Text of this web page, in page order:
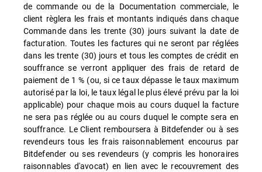
de commande ou de la Documentation commerciale, le
client règlera les frais et montants indiqués dans chaque
Commande dans les trente (30) jours suivant la date de
facturation. Toutes les factures qui ne seront par réglées
dans les trente (30) jours et tous les comptes de crédit en
souffrance se verront appliquer des frais de retard de
paiement de 1 % (ou, si ce taux dépasse le taux maximum
autorisé par la loi, le taux légal le plus élevé prévu par la loi
applicable) pour chaque mois au cours duquel la facture
ne sera pas réglée ou au cours duquel le compte sera en
souffrance. Le Client remboursera à Bitdefender ou à ses
revendeurs tous les frais raisonnablement encourus par
Bitdefender ou ses revendeurs (y compris les honoraires
raisonnables d'avocat) en lien avec le recouvrement des